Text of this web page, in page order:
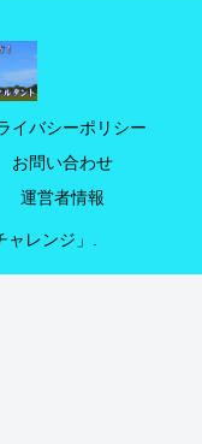
イバシーポリシー
お問い合わせ
運営者情報
レンジ」.